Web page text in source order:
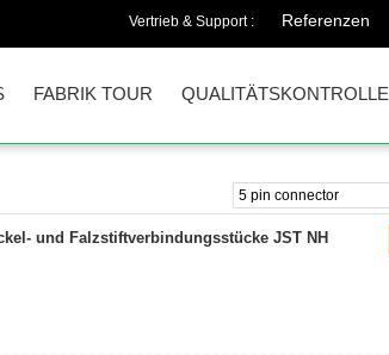
Vertrieb & Support : Referenzen
FABRIK TOUR QUALITÄTSKONTROLLE
und Falzstiftverbindungsstücke JST NH